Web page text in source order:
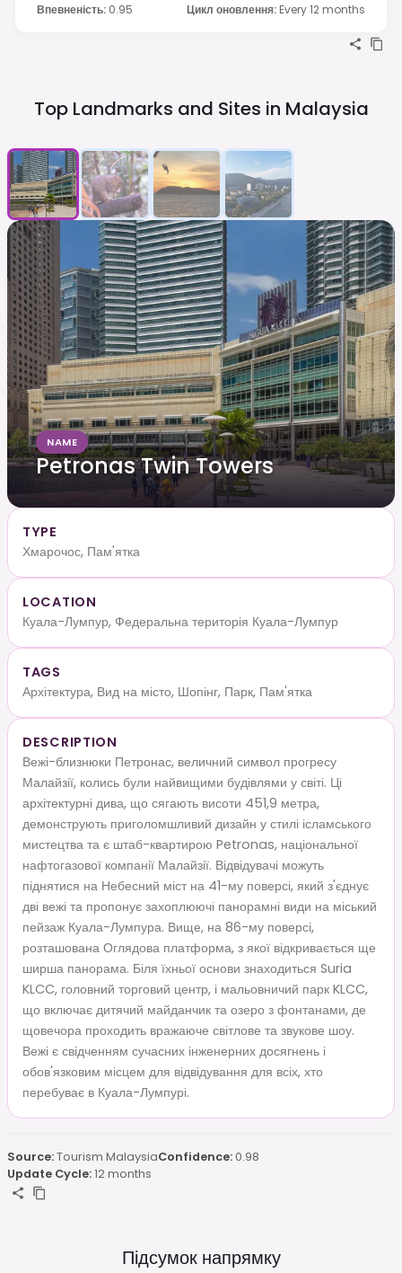
Впевненість: 0.95 Цикл оновлення: Every 12 months
Top Landmarks and Sites in Malaysia
NAME
Petronas Twin Towers
TYPE
Хмарочос, Пам'ятка
LOCATION
Куала-Лумпур, Федеральна територія Куала-Лумпур
TAGS
Архітектура, Вид на місто, Шопінг, Парк, Пам'ятка
DESCRIPTION
Вежі-близнюки Петронас, величний символ прогресу
Малайзії, колись були найвищими будівлями у світі. Ці
архітектурні дива, що сягають висоти 451,9 метра,
демонструють приголомшливий дизайн у стилі ісламського
мистецтва та є штаб-квартирою Petronas, національної
нафтогазової компанії Малайзії. Відвідувачі можуть
піднятися на Небесний міст на 41-му поверсі, який з'єднує
дві вежі та пропонує захоплюючі панорамні види на міський
пейзаж Куала-Лумпура. Вище, на 86-му поверсі,
розташована Оглядова платформа, з якої відкривається ще
ширша панорама. Біля їхньої основи знаходиться Suria
KLCC, головний торговий центр, і мальовничий парк KLCC,
що включає дитячий майданчик та озеро з фонтанами, де
щовечора проходить вражаюче світлове та звукове шоу.
Вежі є свідченням сучасних інженерних досягнень і
обов'язковим місцем для відвідування для всіх, хто
перебуває в Куала-Лумпурі.
Source:Tourism MalaysiaConfidence:0.98
Update Cycle:12 months
Підсумок напрямку